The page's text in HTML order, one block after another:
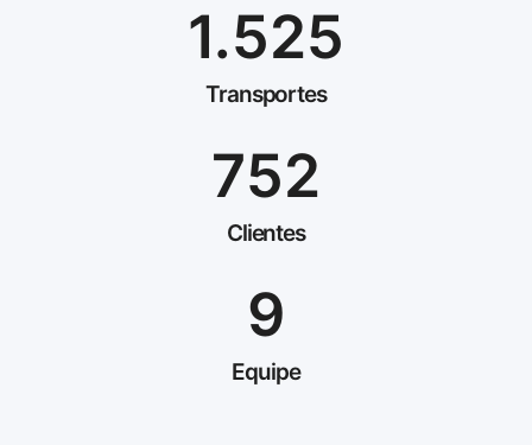
Transportes
1.525
Clientes
752
Equipe
9